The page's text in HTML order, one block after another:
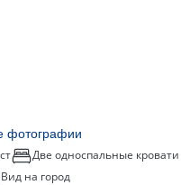
фотографии
Две односпальные кровати
Вид на город